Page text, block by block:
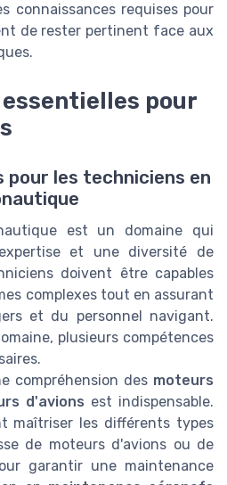
connaissances requises pour
de rester pertinent face aux
pour
pour les techniciens en
est un domaine qui
et une diversité de
doivent être capables
complexes tout en assurant
et du personnel navigant.
plusieurs compétences
compréhension des moteurs
d'avions est indispensable.
maîtriser les différents types
de moteurs d'avions ou de
garantir une maintenance